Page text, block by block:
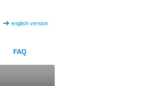
english version
FAQ